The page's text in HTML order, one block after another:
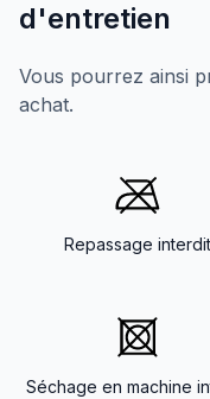
d'entretien
Vous pourrez ainsi
achat.
Repassage interdit
Séchage en machine